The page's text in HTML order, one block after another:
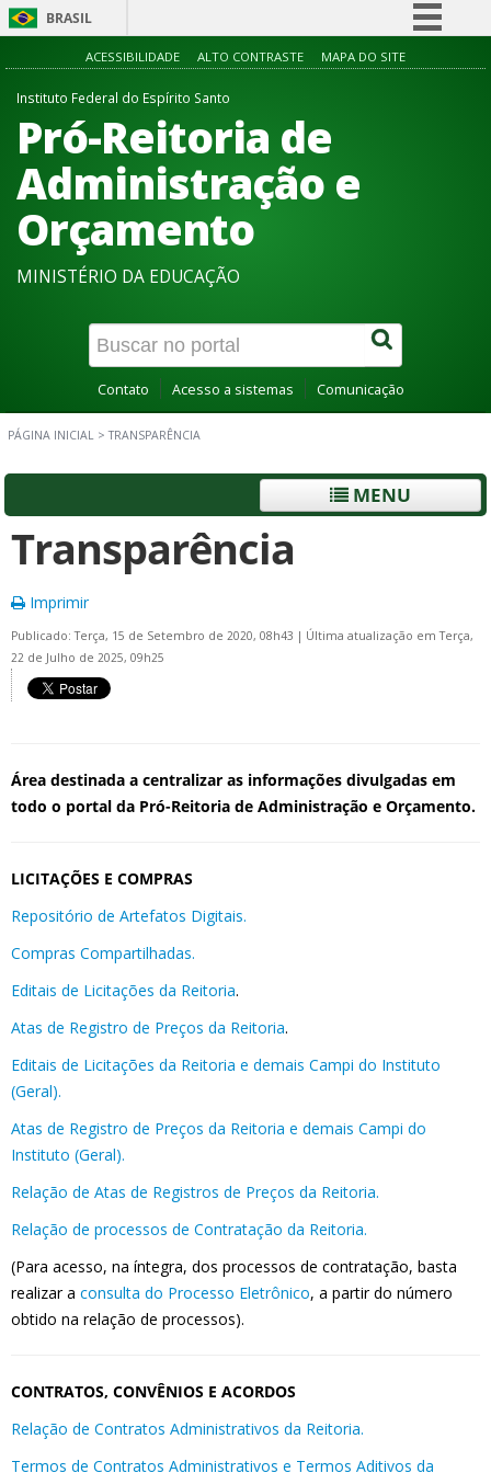
BRASIL
Simplifique!
Acesso à informação
Legislação
ACESSIBILIDADE ALTO CONTRASTE MAPA DO SITE
Instituto Federal do Espírito Santo
Pró-Reitoria de
Administração e
Orçamento
MINISTÉRIO DA EDUCAÇÃO
Contato Acesso a sistemas Comunicação
PÁGINA INICIAL >TRANSPARÊNCIA
MENU
Transparência
Imprimir
Publicado: Terça, 15 de Setembro de 2020, 08h43 | Última atualização em Terça,
22 de Julho de 2025, 09h25
Área destinada a centralizar as informações divulgadas em
todo o portal da Pró-Reitoria de Administração e Orçamento.
LICITAÇÕES E COMPRAS
Repositório de Artefatos Digitais.
Compras Compartilhadas.
Editais de Licitações da Reitoria.
Atas de Registro de Preços da Reitoria.
Editais de Licitações da Reitoria e demais Campi do Instituto
(Geral).
Atas de Registro de Preços da Reitoria e demais Campi do
Instituto (Geral).
Relação de Atas de Registros de Preços da Reitoria.
Relação de processos de Contratação da Reitoria.
(Para acesso, na íntegra, dos processos de contratação, basta
realizar a consulta do Processo Eletrônico, a partir do número
obtido na relação de processos).
CONTRATOS, CONVÊNIOS E ACORDOS
Relação de Contratos Administrativos da Reitoria.
Termos de Contratos Administrativos e Termos Aditivos da